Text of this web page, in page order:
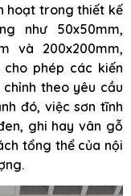
hoạt trong thiết kế
như 50x50mm,
và 200x200mm,
phép các kiến
theo yêu cầu
đó, việc sơn tĩnh
ghi hay vân gỗ
tổng thể của nội